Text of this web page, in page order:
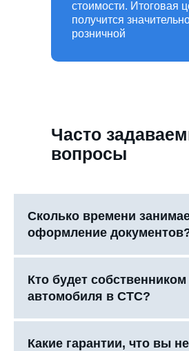
стоимости. Итоговая
получится
розничной
Часто
вопросы
Сколько времени
оформление
Кто будет собственником
автомобиля в СТС?
Какие гарантии, что вы